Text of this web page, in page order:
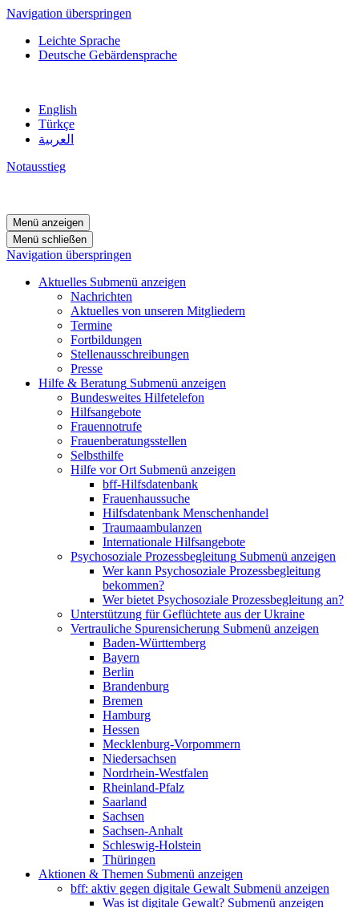
Navigation überspringen
Leichte Sprache
Deutsche Gebärdensprache
English
Türkçe
العربية
Notausstieg
Menü anzeigen
Menü schließen
Navigation überspringen
Aktuelles Submenü anzeigen
Nachrichten
Aktuelles von unseren Mitgliedern
Termine
Fortbildungen
Stellenausschreibungen
Presse
Hilfe & Beratung Submenü anzeigen
Bundesweites Hilfetelefon
Hilfsangebote
Frauennotrufe
Frauenberatungsstellen
Selbsthilfe
Hilfe vor Ort Submenü anzeigen
bff-Hilfsdatenbank
Frauenhaussuche
Hilfsdatenbank Menschenhandel
Traumaambulanzen
Internationale Hilfsangebote
Psychosoziale Prozessbegleitung Submenü anzeigen
Wer kann Psychosoziale Prozessbegleitung
bekommen?
Wer bietet Psychosoziale Prozessbegleitung an?
Unterstützung für Geflüchtete aus der Ukraine
Vertrauliche Spurensicherung Submenü anzeigen
Baden-Württemberg
Bayern
Berlin
Brandenburg
Bremen
Hamburg
Hessen
Mecklenburg-Vorpommern
Niedersachsen
Nordrhein-Westfalen
Rheinland-Pfalz
Saarland
Sachsen
Sachsen-Anhalt
Schleswig-Holstein
Thüringen
Aktionen & Themen Submenü anzeigen
bff: aktiv gegen digitale Gewalt Submenü anzeigen
Was ist digitale Gewalt? Submenü anzeigen